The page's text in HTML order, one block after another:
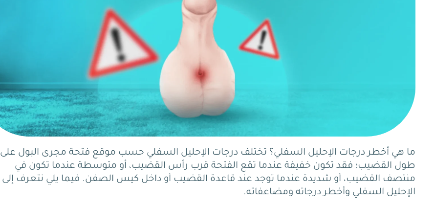
ما هي أخطر درجات الإحليل السفلي؟ تختلف درجات الإحليل السفلي حسب موقع فتحة مجرى البول على
طول القضيب؛ فقد تكون خفيفة عندما تقع الفتحة قرب رأس القضيب، أو متوسطة عندما تكون في
منتصف القضيب، أو شديدة عندما توجد عند قاعدة القضيب أو داخل كيس الصفن. فيما يلي نتعرف إلى
الإحليل السفلي وأخطر درجاته ومضاعفاته.